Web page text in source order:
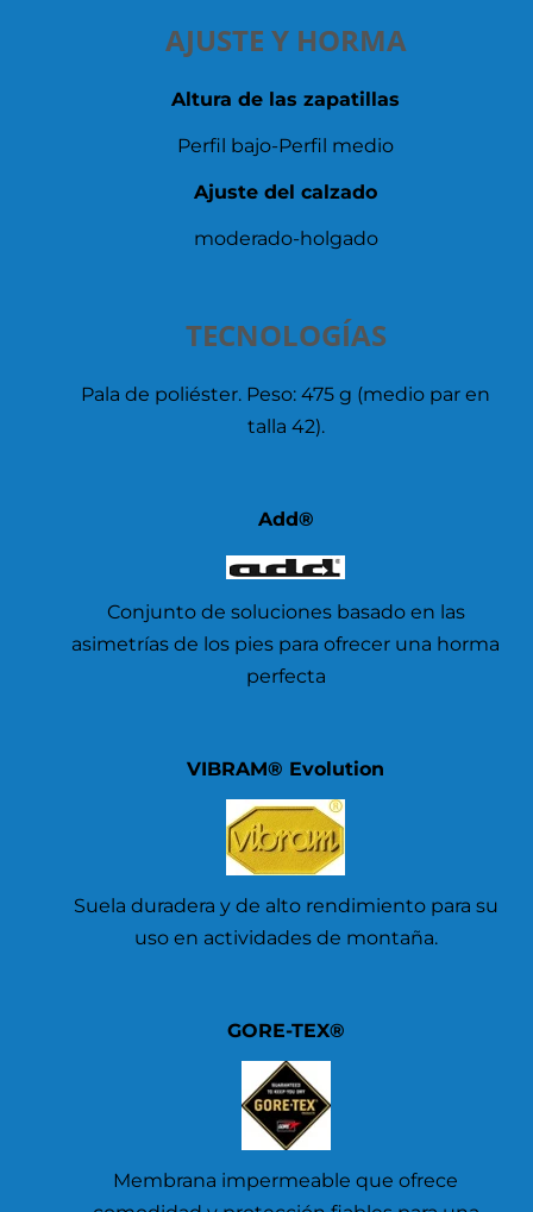
AJUSTE Y HORMA
Altura de las zapatillas
Perfil bajo-Perfil medio
Ajuste del calzado
moderado-holgado
TECNOLOGÍAS
Pala de poliéster. Peso: 475 g (medio par en
talla 42).
Add®
Conjunto de soluciones basado en las
asimetrías de los pies para ofrecer una horma
perfecta
VIBRAM® Evolution
Suela duradera y de alto rendimiento para su
uso en actividades de montaña.
GORE-TEX®
Membrana impermeable que ofrece